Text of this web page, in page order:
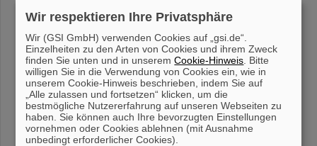
Sprache [...] und können einen Blick von der Aussichtsplattform
werden Sie von unseren Mitarbeitenden betreut. Diese bemühen
sich, das Niveau verständlich zu halten
Datenschutz
verwendete Betriebssystem, Die verwendete IP-Adresse sowie
Beim authentisierten Zugriff der verwendeteAnmeldename
und Uhrzeit zum Zeitpunkt des Zugriffs, Erfolgs- oder Fehlerstatus
Wir respektieren Ihre Privatsphäre
Wir (GSI GmbH) verwenden Cookies auf „gsi.de“.
Einzelheiten zu den Arten von Cookies und ihrem Zweck
finden Sie unten und in unseremCookie-Hinweis . Bitte
willigen Sie in die Verwendung von Cookies ein, wie in
unserem Cookie-Hinweis beschrieben, indem Sie auf
„Alle zulassen und fortsetzen“ klicken, um die
bestmögliche Nutzererfahrung auf unseren Webseiten zu
haben. Sie können auch Ihre bevorzugten Einstellungen
vornehmen oder Cookies ablehnen (mit Ausnahme
unbedingt erforderlicher Cookies).